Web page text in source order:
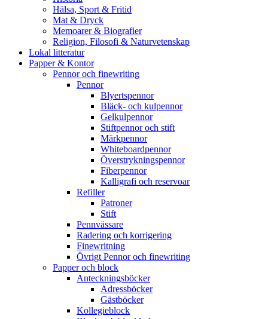
Hälsa, Sport & Fritid
Mat & Dryck
Memoarer & Biografier
Religion, Filosofi & Naturvetenskap
Lokal litteratur
Papper & Kontor
Pennor och finewriting
Pennor
Blyertspennor
Bläck- och kulpennor
Gelkulpennor
Stiftpennor och stift
Märkpennor
Whiteboardpennor
Överstrykningspennor
Fiberpennor
Kalligrafi och reservoar
Refiller
Patroner
Stift
Pennvässare
Radering och korrigering
Finewritning
Övrigt Pennor och finewriting
Papper och block
Anteckningsböcker
Adressböcker
Gästböcker
Kollegieblock